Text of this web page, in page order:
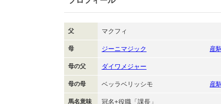
父 マクフィ
母 ジーニマジック 産
母の父 ダイワメジャー
母の母 ベッラベリッシモ 産
馬名意味 冠名+役職「課長」